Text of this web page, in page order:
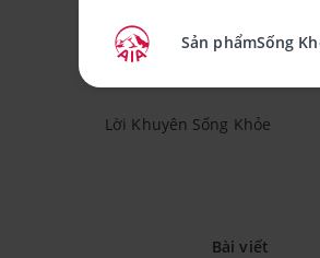
Sản phẩmSống
Lời Khuyên Sống Khỏe
Bài viết